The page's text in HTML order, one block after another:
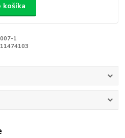
košíka
1